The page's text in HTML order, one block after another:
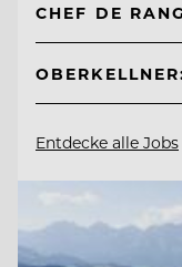
CHEF DE
Entdecke alle Jobs